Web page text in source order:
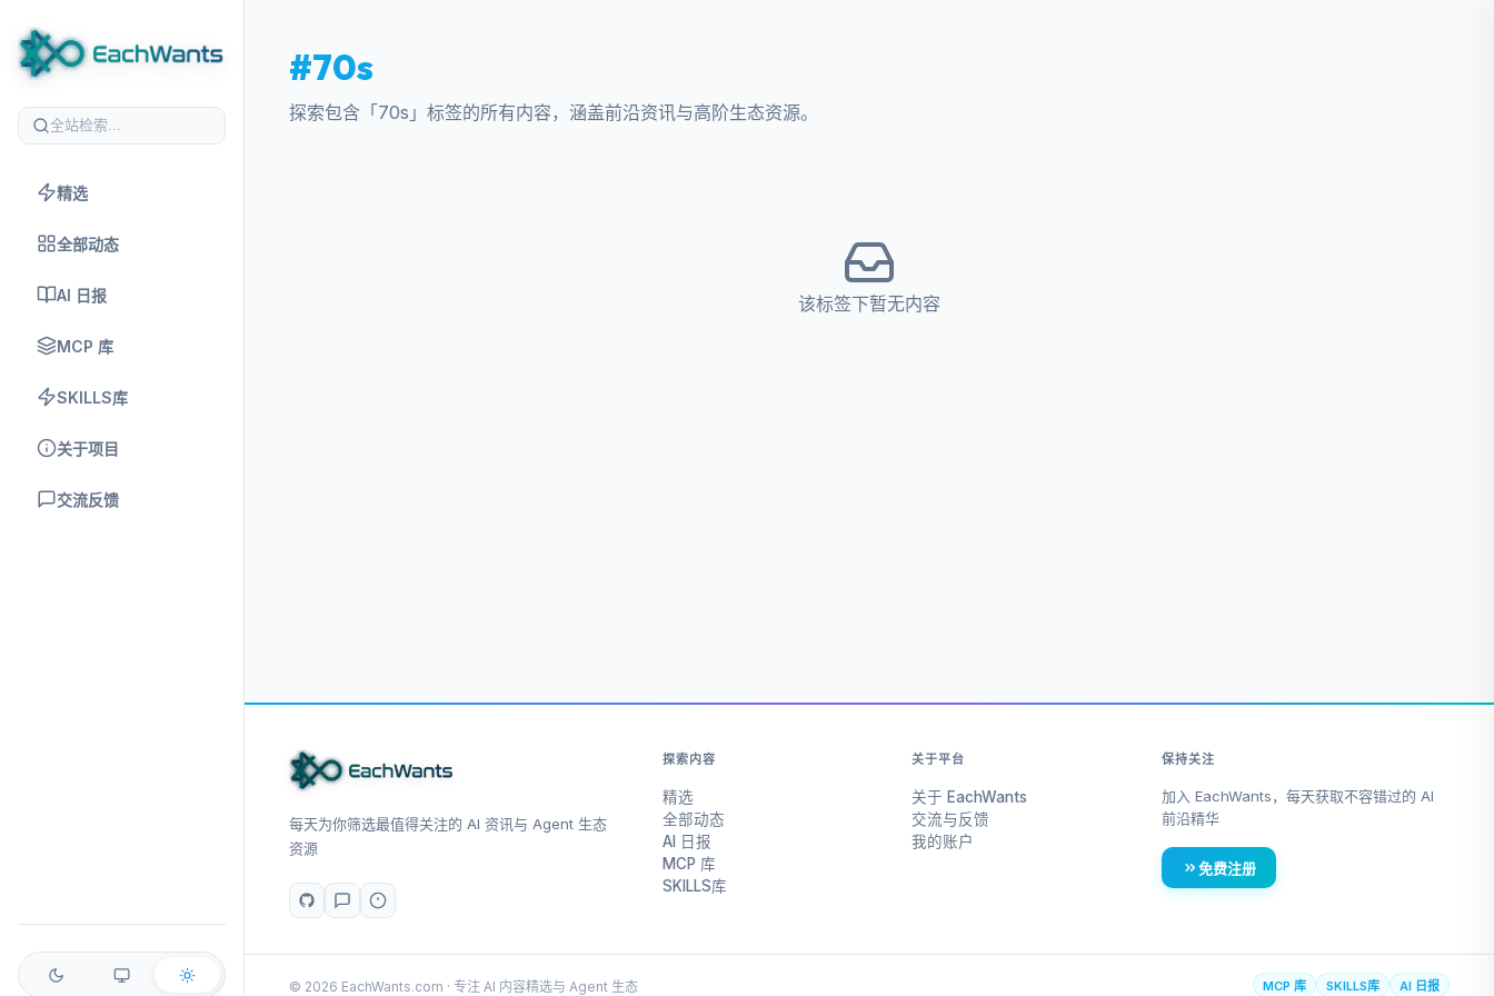
精选
全部动态
AI 日报
MCP 库
SKILLS库
关于项目
交流反馈
#70s
探索包含「70s」标签的所有内容，涵盖前沿资讯与高阶生态资源。
该标签下暂无内容
每天为你筛选最值得关注的 AI 资讯与 Agent 生态
资源
探索内容
精选
全部动态
AI 日报
MCP 库
SKILLS库
关于平台
关于 EachWants
交流与反馈
我的账户
保持关注
加入 EachWants，每天获取不容错过的 AI
前沿精华
免费注册
© 2026 EachWants.com · 专注 AI 内容精选与 Agent 生态 MCP 库 SKILLS库 AI 日报